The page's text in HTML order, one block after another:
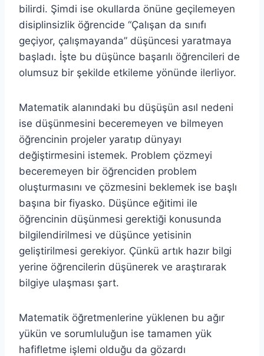
bilirdi. Şimdi ise okullarda önüne geçilemeyen
disiplinsizlik öğrencide “Çalışan da sınıfı
geçiyor, çalışmayanda” düşüncesi yaratmaya
başladı. İşte bu düşünce başarılı öğrencileri de
olumsuz bir şekilde etkileme yönünde ilerliyor.
Matematik alanındaki bu düşüşün asıl nedeni
ise düşünmesini beceremeyen ve bilmeyen
öğrencinin projeler yaratıp dünyayı
değiştirmesini istemek. Problem çözmeyi
beceremeyen bir öğrenciden problem
oluşturmasını ve çözmesini beklemek ise başlı
başına bir fiyasko. Düşünce eğitimi ile
öğrencinin düşünmesi gerektiği konusunda
bilgilendirilmesi ve düşünce yetisinin
geliştirilmesi gerekiyor. Çünkü artık hazır bilgi
yerine öğrencilerin düşünerek ve araştırarak
bilgiye ulaşması şart.
Matematik öğretmenlerine yüklenen bu ağır
yükün ve sorumluluğun ise tamamen yük
hafifletme işlemi olduğu da gözardı